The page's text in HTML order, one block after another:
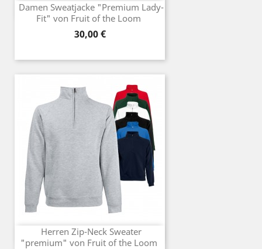
Damen Sweatjacke "Premium Lady-
Fit" von Fruit of the Loom
Preis
30,00 €
Herren Zip-Neck Sweater
"premium" von Fruit of the Loom